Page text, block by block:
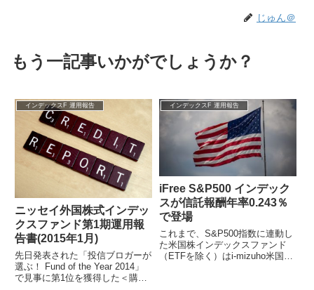
じゅん＠
もう一記事いかがでしょうか？
インデックスF 運用報告
ニッセイ外国株式インデッ
クスファンド第1期運用報
告書(2015年1月)
先日発表された「投信ブロガーが
選ぶ！ Fund of the Year 2014」
で見事に第1位を獲得した＜購
インデックスF 運用報告
iFree S&P500 インデック
スが信託報酬年率0.243％
で登場
これまで、S&P500指数に連動し
た米国株インデックスファンド
（ETFを除く）はi-mizuho米国株